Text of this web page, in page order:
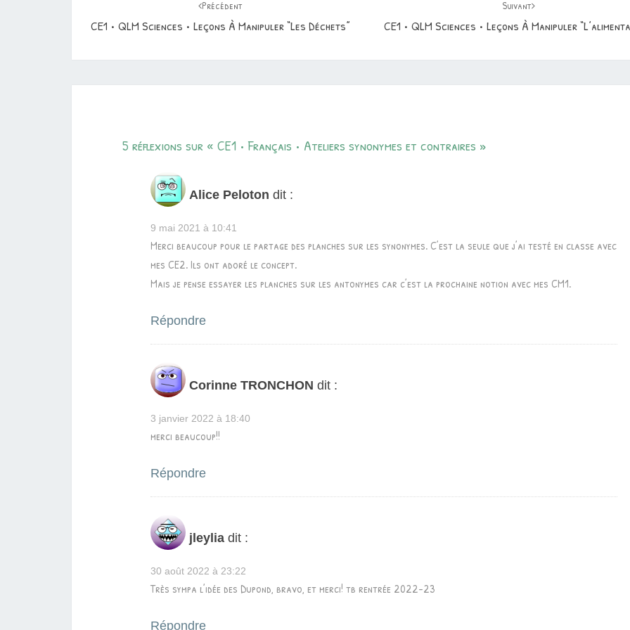
Précédent
CE1 • QLM Sciences • Leçons À Manipuler “Les Déchets”
Suivant
CE1 • QLM Sciences • Leçons À Manipuler
5 réflexions sur « CE1 • Français • Ateliers synonymes et contraires »
Alice Peloton dit :
9 mai 2021 à 10:41
Merci beaucoup pour le partage des planches sur les synonymes. C’est la seule que j’ai testé en classe avec
mes CE2. Ils ont adoré le concept.
Mais je pense essayer les planches sur les antonymes car c’est la prochaine notion avec mes CM1.
Répondre
Corinne TRONCHON dit :
3 janvier 2022 à 18:40
merci beaucoup!!
Répondre
jleylia dit :
30 août 2022 à 23:22
Très sympa l’idée des Dupond, bravo, et merci! tb rentrée 2022-23
Répondre